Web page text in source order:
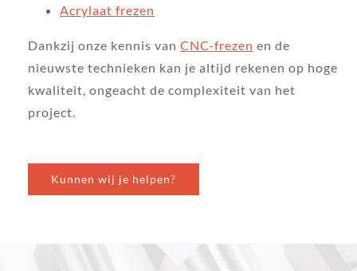
Acrylaat frezen
Dankzij onze kennis van CNC-frezen en de
nieuwste technieken kan je altijd rekenen op hoge
kwaliteit, ongeacht de complexiteit van het
project.
Kunnen wij je helpen?